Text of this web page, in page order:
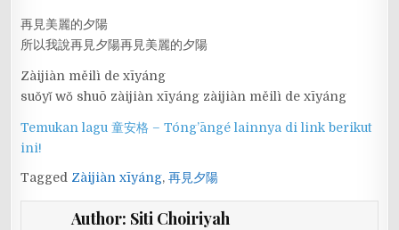
再見美麗的夕陽
所以我說再見夕陽再見美麗的夕陽
Zàijiàn měilì de xīyáng
suǒyǐ wǒ shuō zàijiàn xīyáng zàijiàn měilì de xīyáng
Temukan lagu 童安格 – Tóng’āngé lainnya di link berikut
ini!
Tagged Zàijiàn xīyáng,再見夕陽
Author: Siti Choiriyah